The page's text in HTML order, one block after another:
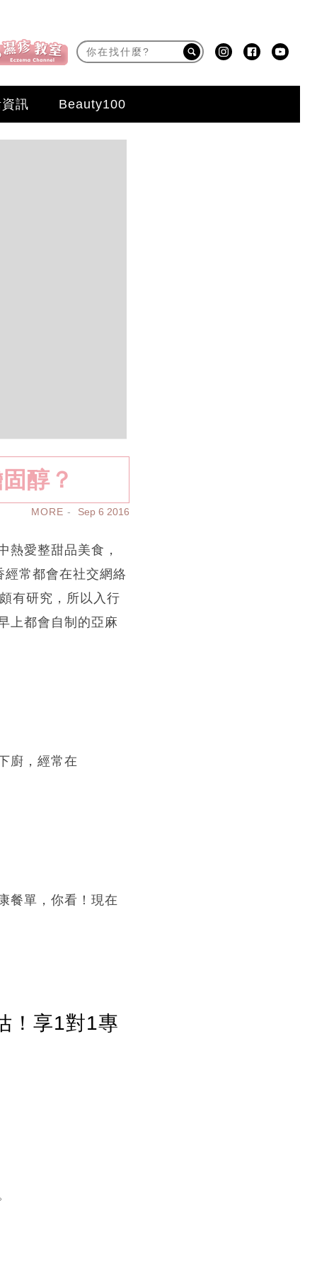
訊 Beauty100
醇？
MORE Sep 6 2016
熱愛整甜品美食，
常都會在社交網絡
有研究，所以入行
上都會自制的亞麻
廚，經常在
餐單，你看！現在
！享1對1專